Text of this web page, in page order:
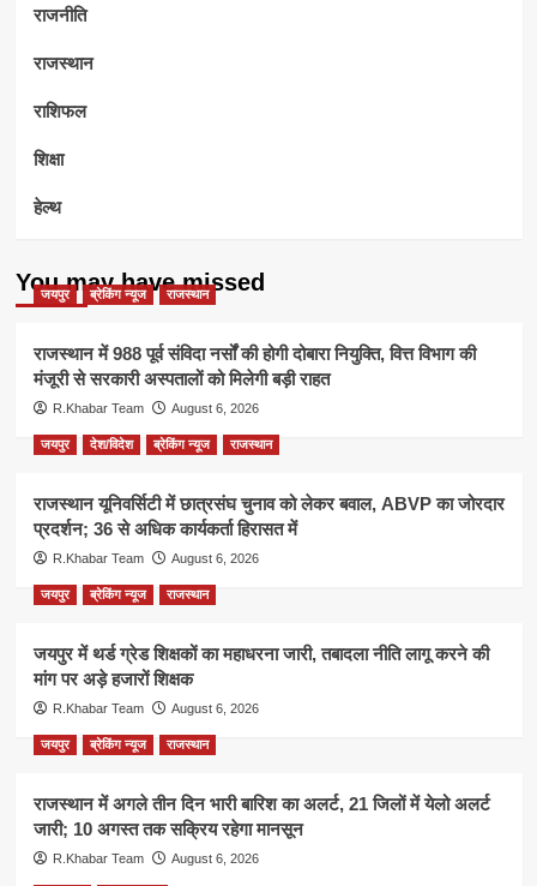
राजनीति
राजस्थान
राशिफल
शिक्षा
हेल्थ
You may have missed
जयपुर ब्रेकिंग न्यूज राजस्थान
राजस्थान में 988 पूर्व संविदा नर्सों की होगी दोबारा नियुक्ति, वित्त विभाग की
मंजूरी से सरकारी अस्पतालों को मिलेगी बड़ी राहत
R.Khabar Team August 6, 2026
जयपुर देश/विदेश ब्रेकिंग न्यूज राजस्थान
राजस्थान यूनिवर्सिटी में छात्रसंघ चुनाव को लेकर बवाल, ABVP का जोरदार
प्रदर्शन; 36 से अधिक कार्यकर्ता हिरासत में
R.Khabar Team August 6, 2026
जयपुर ब्रेकिंग न्यूज राजस्थान
जयपुर में थर्ड ग्रेड शिक्षकों का महाधरना जारी, तबादला नीति लागू करने की
मांग पर अड़े हजारों शिक्षक
R.Khabar Team August 6, 2026
जयपुर ब्रेकिंग न्यूज राजस्थान
राजस्थान में अगले तीन दिन भारी बारिश का अलर्ट, 21 जिलों में येलो अलर्ट
जारी; 10 अगस्त तक सक्रिय रहेगा मानसून
R.Khabar Team August 6, 2026